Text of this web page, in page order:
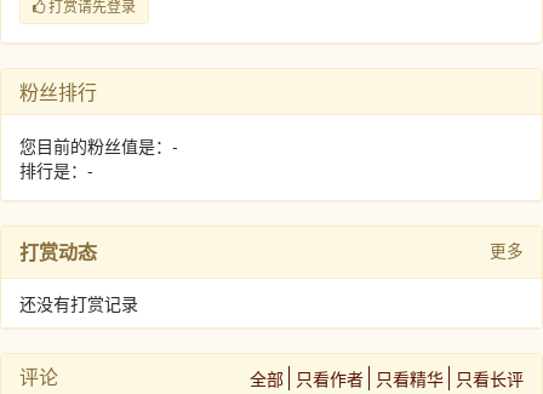
打赏请先登录
粉丝排行
您目前的粉丝值是：-
排行是：-
打赏动态 更多
还没有打赏记录
评论 全部 只看作者 只看精华 只看长评